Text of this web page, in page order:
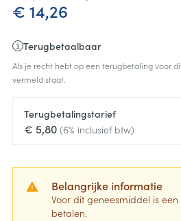
€ 14,26
Terugbetaalbaar
Als je recht hebt op een terugbetaling voor
vermeld staat.
Terugbetalingstarief
€ 5,80 (6% inclusief btw)
Belangrijke informatie
Voor dit geneesmiddel is
betalen.